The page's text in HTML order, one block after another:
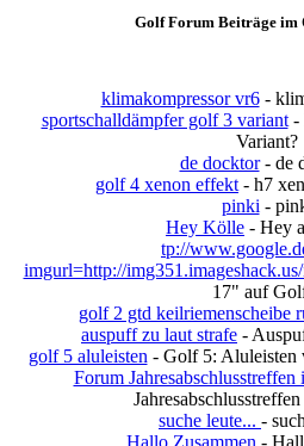
Golf Forum Beiträge im
klimakompressor vr6-
sportschalldämpfer golf 3 variant-
Variant?
de docktor- de
golf 4 xenon effekt - h7
pinki -
Hey Kölle - Hey
tp://
imgurl=http://
17" auf
golf 2 gtd keilriemenscheibe
auspuff zu laut strafe -
golf 5 aluleisten - Golf 5: Aluleisten
Forum
suche leute... -
Hallo Zusammen -